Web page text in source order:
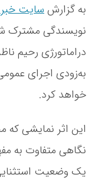
به گزارشسایت
نویسندگی مشترک
دراماتورژی رحیم
به‌زودی اجرای
خواهد کرد.
این اثر نمایشی که
نگاهی متفاوت به
یک وضعیت